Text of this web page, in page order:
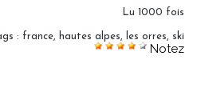
Lu 1000 fois
: france hautes alpes les orres ski
Notez